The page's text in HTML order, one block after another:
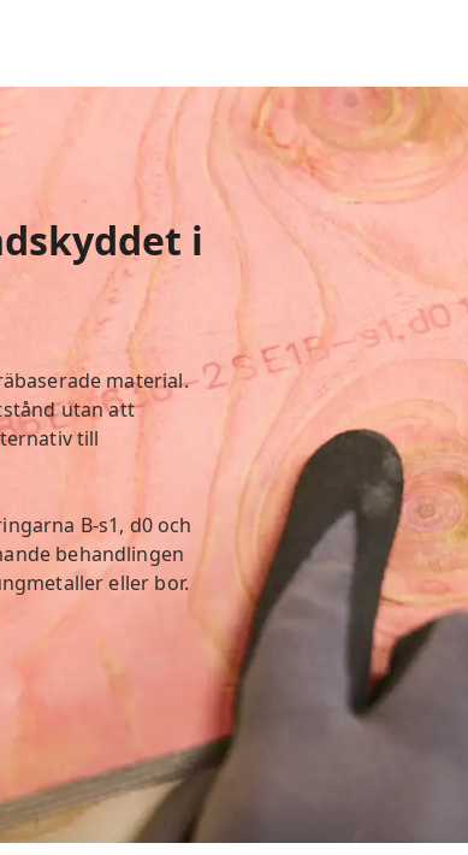
i
material.
utan att
till
B-s1, d0 och
behandlingen
eller bor.